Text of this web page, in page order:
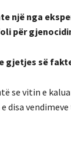
një nga
për
gjetjes së
se vitin e
disa